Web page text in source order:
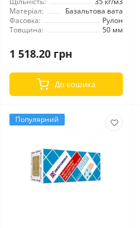
Матеріал:
Базальтова вата
Фасовка:
Рулон
Товщина:
50 мм
1 518.20 грн
До кошика
Популярний